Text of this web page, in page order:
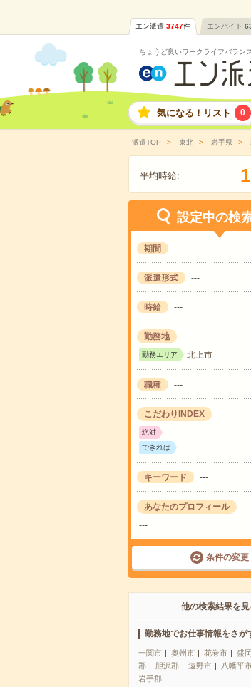
エン派遣 3747件 エンバイト
ちょうど良いワークライフバラン
気になる！リスト 0
派遣TOP 東北 岩手県
平均時給: 1
設定中の検
期間 ---
派遣形式 ---
時給 ---
勤務地
勤務エリア 北上市
職種 ---
こだわりINDEX
絶対 ---
できれば ---
キーワード ---
あなたのプロフィール
---
条件の変更
他の検索結果を見
勤務地でお仕事情報をさが
一関市 奥州市 花巻市 盛
郡
胆沢郡 遠野市 八幡平
岩手郡